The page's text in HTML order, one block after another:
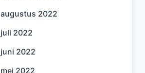
augustus 2022
juli 2022
juni 2022
mei 2022